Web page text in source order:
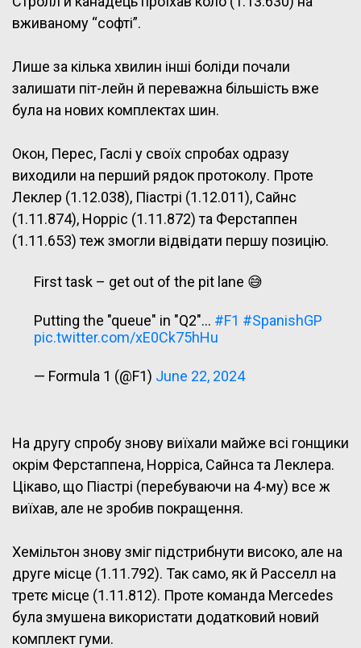
вживаному “софті”.
Лише за кілька хвилин інші боліди почали
залишати піт-лейн й переважна більшість вже
була на нових комплектах шин.
Окон, Перес, Гаслі у своїх спробах одразу
виходили на перший рядок протоколу. Проте
Леклер (1.12.038), Піастрі (1.12.011), Сайнс
(1.11.874), Норріс (1.11.872) та Ферстаппен
(1.11.653) теж змогли відвідати першу позицію.
First task – get out of the pit lane 😅
Putting the "queue" in "Q2"… #F1 #SpanishGP
pic.twitter.com/xE0Ck75hHu
— Formula 1 (@F1) June 22, 2024
На другу спробу знову виїхали майже всі гонщики
окрім Ферстаппена, Норріса, Сайнса та Леклера.
Цікаво, що Піастрі (перебуваючи на 4-му) все ж
виїхав, але не зробив покращення.
Хемільтон знову зміг підстрибнути високо, але на
друге місце (1.11.792). Так само, як й Расселл на
третє місце (1.11.812). Проте команда Mercedes
була змушена використати додатковий новий
комплект гуми.